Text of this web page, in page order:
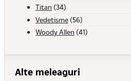
Titan (34)
Vedetisme (56)
Woody Allen (41)
Alte meleaguri